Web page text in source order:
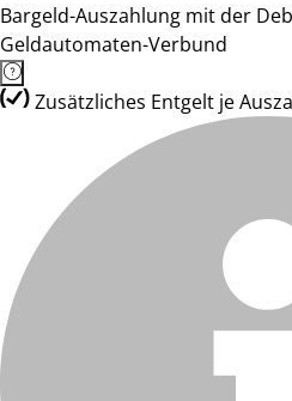
Bargeld-Auszahlung mit der
Geldautomaten-Verbund
Zusätzliches Entgelt je